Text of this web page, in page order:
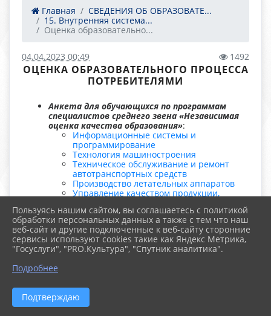
Главная
СВЕДЕНИЯ ОБ ОБРАЗОВАТЕ...
15. Внутренняя система...
Оценка образовательно...
04.04.2023 00:49 1492
ОЦЕНКА ОБРАЗОВАТЕЛЬНОГО ПРОЦЕССА
ПОТРЕБИТЕЛЯМИ
Анкета для обучающихся по программам
специалистов среднего звена «Независимая
оценка качества образования»:
Информационные системы и
программирование
Технология машиностроения
Техническое обслуживание и ремонт
автотранспортных средств
Производство летательных аппаратов
Управление качеством продукции,
Коммерция (по отраслям)
Поварское и кондитерское дело
Юриспруденция
Техническое обслуживание и ремонт
двигателей, систем и агрегатов
Анкета для обучающихся по программам
служащих «Независимая оценка качества
образования»
Наладчик аппаратных и программных
Пользуясь нашим сайтом, вы соглашаетесь с политикой
обработки персональных данных а также с тем что наш
веб-сайт и другие подключенные к веб-сайту сторонние
сервисы используют cookies такие как Яндекс Метрика,
"Госуслуги", "PRO.Культура", "Спутник аналитика".
Подробнее
Подтверждаю